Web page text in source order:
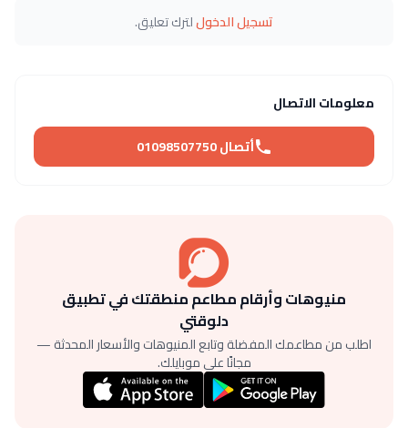
تسجيل الدخوللترك تعليق.
معلومات الاتصال
أتصال 01098507750
منيوهات وأرقام مطاعم منطقتك في تطبيق
دلوقتي
اطلب من مطاعمك المفضلة وتابع المنيوهات والأسعار المحدثة —
مجانًا على موبايلك.